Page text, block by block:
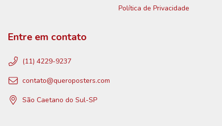
Política de Privacidade
Entre em contato
(11) 4229-9237
contato@queroposters.com
São Caetano do Sul-SP